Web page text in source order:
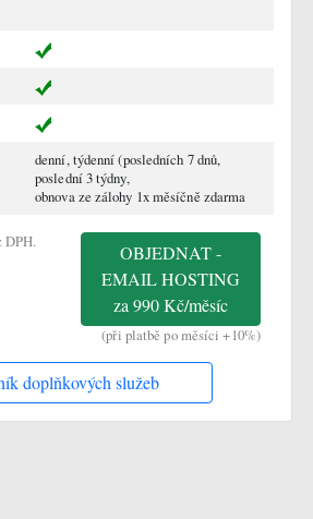
denní, týdenní (posledních 7 dnů,
poslední 3 týdny,
obnova ze zálohy 1x měsíčně zdarma
DPH.
OBJEDNAT -
EMAIL HOSTING
za 990 Kč/měsíc
(při platbě po měsíci +10%)
doplňkových služeb